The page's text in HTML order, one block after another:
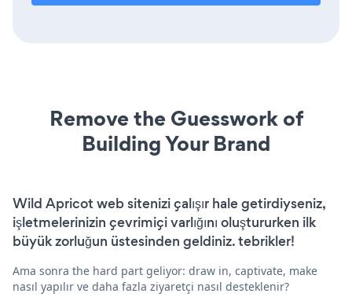
Remove the Guesswork of
Building Your Brand
Wild Apricot web sitenizi çalışır hale getirdiyseniz,
işletmelerinizin çevrimiçi varlığını oluştururken ilk
büyük zorluğun üstesinden geldiniz. tebrikler!
Ama sonra the hard part geliyor: draw in, captivate, make
nasıl yapılır ve daha fazla ziyaretçi nasıl desteklenir?